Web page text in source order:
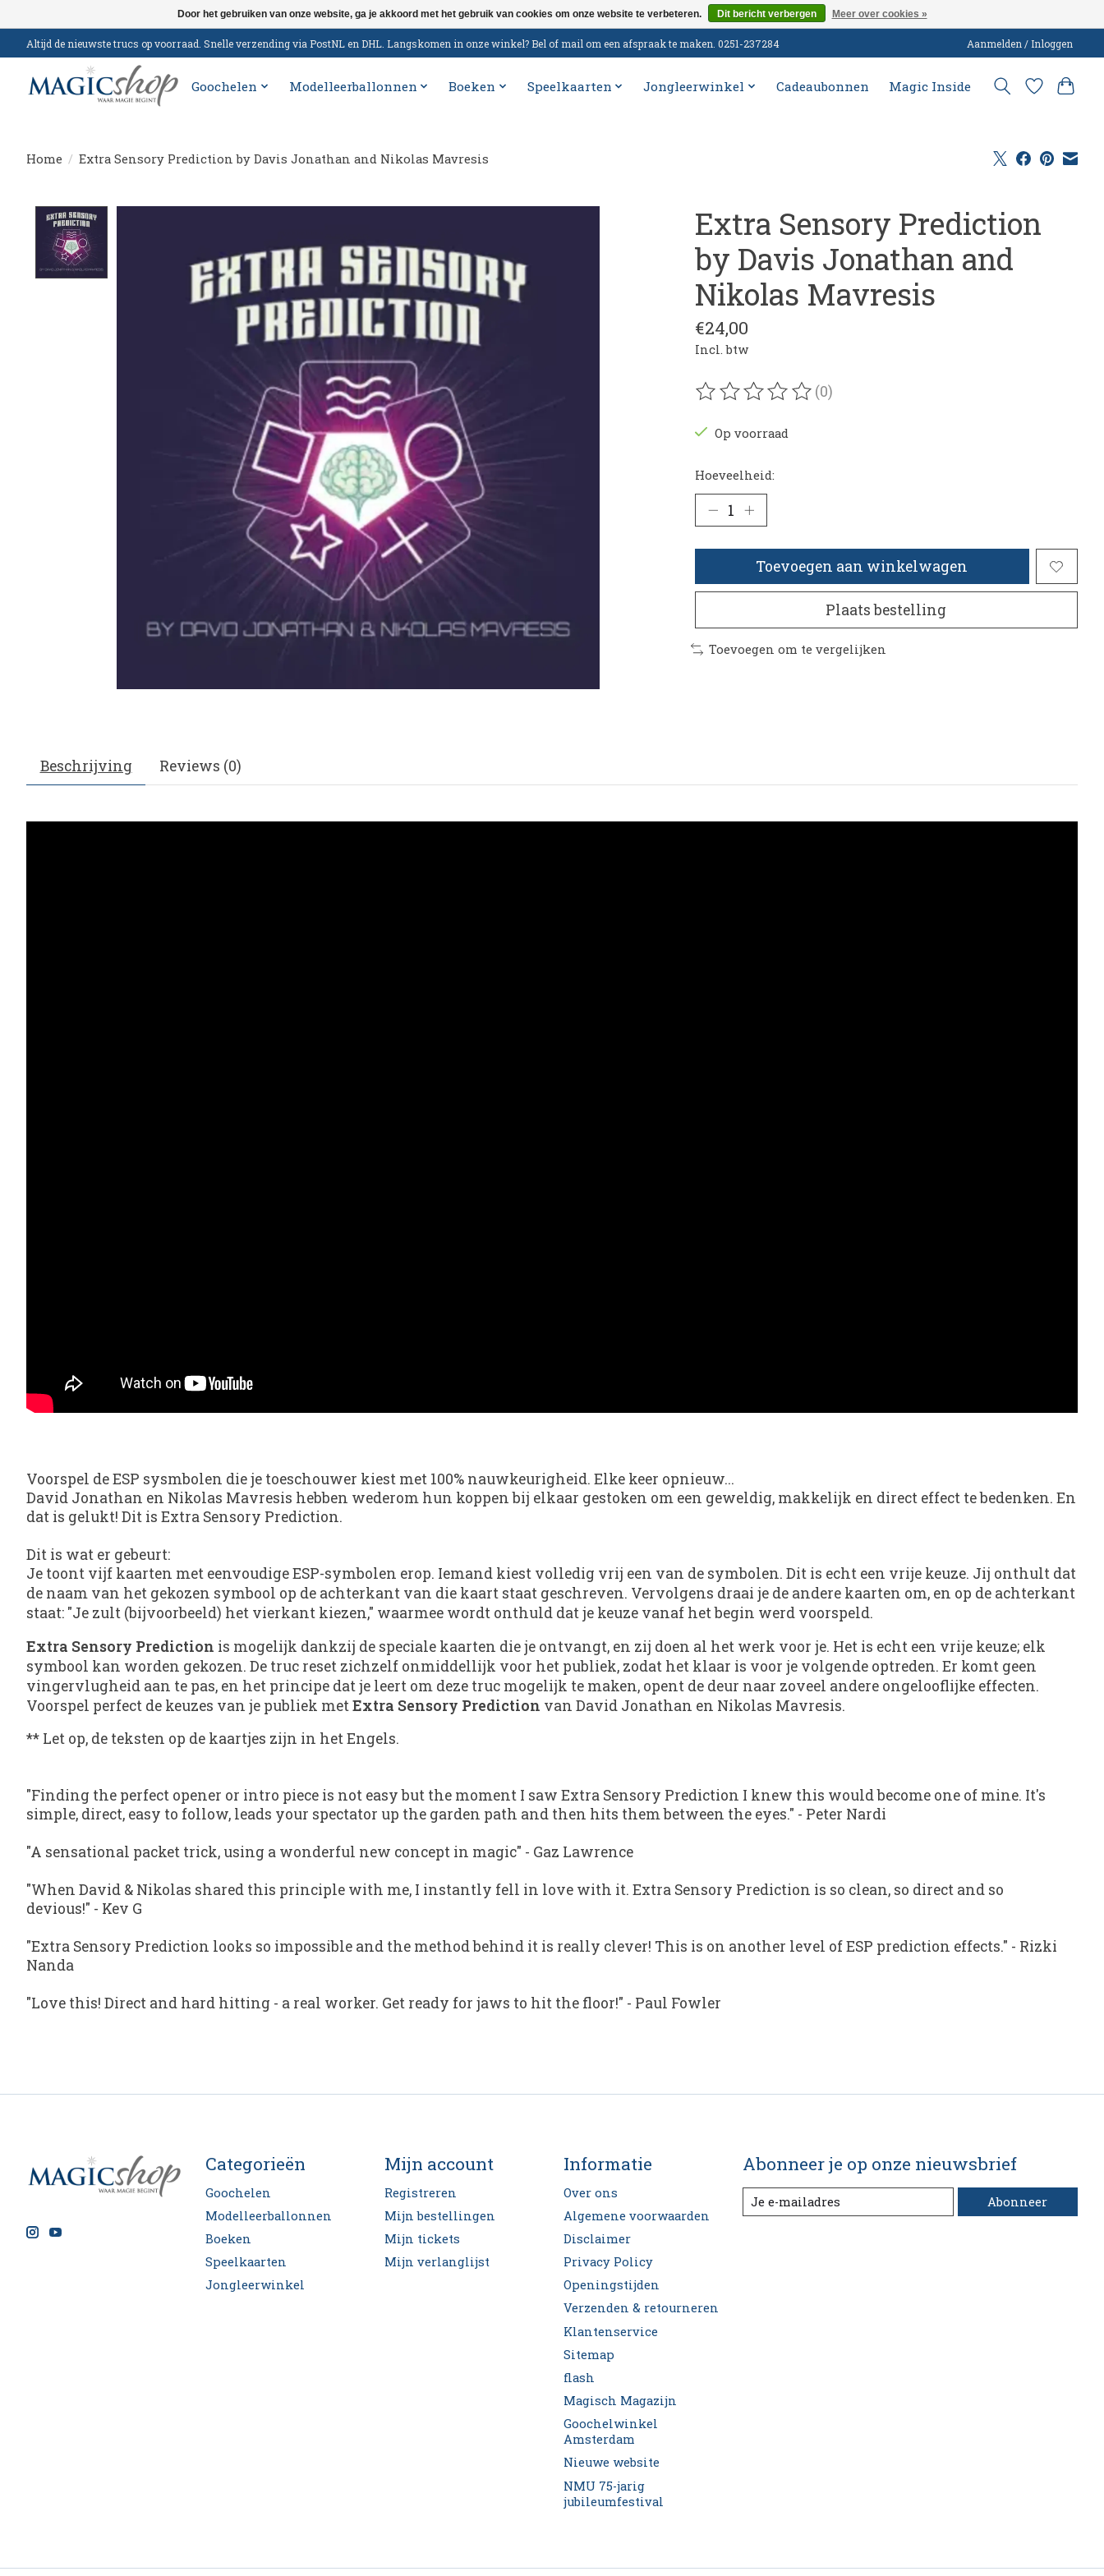
Altijd de nieuwste trucs op voorraad. Snelle verzending via PostNL en DHL. Langskomen in onze winkel? Bel of mail om een afspraak te maken. 0251-237284 Aanmelden / Inloggen
Goochelen Modelleerballonnen Boeken Speelkaarten Jongleerwinkel Cadeaubonnen Magic Inside
Home / Extra Sensory Prediction by Davis Jonathan and Nikolas Mavresis
Extra Sensory Prediction
by Davis Jonathan and
Nikolas Mavresis
€24,00
Incl. btw
De beoordeling van dit product is
(0)
Op voorraad
Hoeveelheid:
Toevoegen aan winkelwagen
Plaats bestelling
Toevoegen om te vergelijken
Beschrijving Reviews (0)
Voorspel de ESP sysmbolen die je toeschouwer kiest met 100% nauwkeurigheid. Elke keer opnieuw...
David Jonathan en Nikolas Mavresis hebben wederom hun koppen bij elkaar gestoken om een geweldig, makkelijk en direct effect te bedenken. En
dat is gelukt! Dit is Extra Sensory Prediction.
Dit is wat er gebeurt:
Je toont vijf kaarten met eenvoudige ESP-symbolen erop. Iemand kiest volledig vrij een van de symbolen. Dit is echt een vrije keuze. Jij onthult dat
de naam van het gekozen symbool op de achterkant van die kaart staat geschreven. Vervolgens draai je de andere kaarten om, en op de achterkant
staat: "Je zult (bijvoorbeeld) het vierkant kiezen," waarmee wordt onthuld dat je keuze vanaf het begin werd voorspeld.
Extra Sensory Prediction is mogelijk dankzij de speciale kaarten die je ontvangt, en zij doen al het werk voor je. Het is echt een vrije keuze; elk
symbool kan worden gekozen. De truc reset zichzelf onmiddellijk voor het publiek, zodat het klaar is voor je volgende optreden. Er komt geen
vingervlugheid aan te pas, en het principe dat je leert om deze truc mogelijk te maken, opent de deur naar zoveel andere ongelooflijke effecten.
Voorspel perfect de keuzes van je publiek met Extra Sensory Prediction van David Jonathan en Nikolas Mavresis.
** Let op, de teksten op de kaartjes zijn in het Engels.
"Finding the perfect opener or intro piece is not easy but the moment I saw Extra Sensory Prediction I knew this would become one of mine. It's
simple, direct, easy to follow, leads your spectator up the garden path and then hits them between the eyes." - Peter Nardi
"A sensational packet trick, using a wonderful new concept in magic" - Gaz Lawrence
"When David & Nikolas shared this principle with me, I instantly fell in love with it. Extra Sensory Prediction is so clean, so direct and so
devious!" - Kev G
"Extra Sensory Prediction looks so impossible and the method behind it is really clever! This is on another level of ESP prediction effects." - Rizki
Nanda
"Love this! Direct and hard hitting - a real worker. Get ready for jaws to hit the floor!" - Paul Fowler
Categorieën
Goochelen
Modelleerballonnen
Boeken
Speelkaarten
Jongleerwinkel
Mijn account
Registreren
Mijn bestellingen
Mijn tickets
Mijn verlanglijst
Informatie
Over ons
Algemene voorwaarden
Disclaimer
Privacy Policy
Openingstijden
Verzenden & retourneren
Klantenservice
Sitemap
flash
Magisch Magazijn
Goochelwinkel
Amsterdam
Nieuwe website
NMU 75-jarig
jubileumfestival
Abonneer je op onze nieuwsbrief
Abonneer
Door het gebruiken van onze website, ga je akkoord met het gebruik van cookies om onze website te verbeteren. Dit bericht verbergen Meer over cookies »